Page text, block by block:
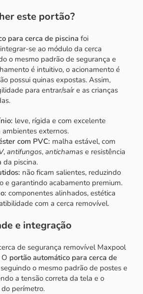
este portão?
para cerca de piscina foi
se ao módulo da cerca
o mesmo padrão de segurança e
é intuitivo, o acionamento é
possui quinas expostas. Assim,
para entrar/saír e as crianças
leve, rígida e com excelente
externos.
com PVC: malha estável, com
, antifungos, antichamas e resistência
da piscina.
não ficam salientes, reduzindo
e garantindo acabamento premium.
componentes alinhados, estética
com a cerca removível.
e integração
de segurança removível Maxpool
portão automático para cerca de
o mesmo padrão de postes e
a tensão correta da tela e o
perímetro.